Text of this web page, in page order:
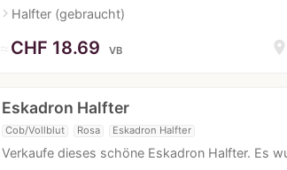
navigate_nextHalfter (gebraucht)
location_on
≈CHF 18.69 VB
Eskadron Halfter
Cob/Vollblut Rosa Eskadron Halfter
Verkaufe dieses schöne Eskadron Halfter. Es